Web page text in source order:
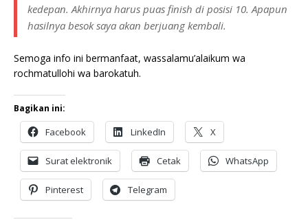
kedepan. Akhirnya harus puas finish di posisi 10. Apapun
hasilnya besok saya akan berjuang kembali.
Semoga info ini bermanfaat, wassalamu’alaikum wa
rochmatullohi wa barokatuh.
Bagikan ini:
Facebook LinkedIn X
Surat elektronik Cetak WhatsApp
Pinterest Telegram